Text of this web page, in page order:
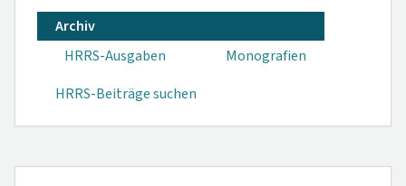
Archiv
HRRS-Ausgaben
Monografien
HRRS-Beiträge suchen